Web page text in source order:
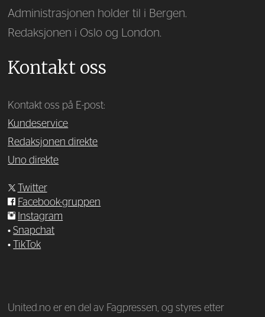
Administrasjonen holder til i Bergen.
Redaksjonen i Oslo og London.
Kontakt oss
Kontakt oss på E-post:
Kundeservice
Redaksjonen direkte
Uno direkte
Twitter
Facebook-gruppen
Instagram
•Snapchat
•
TikTok
United.no er en del av Fagpressen, og styres etter